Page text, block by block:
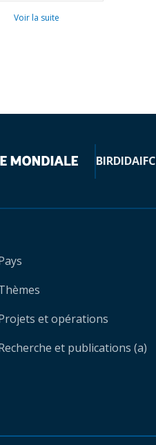
Voir la suite
BIRDIDAIFC
et opérations
et publications (a)